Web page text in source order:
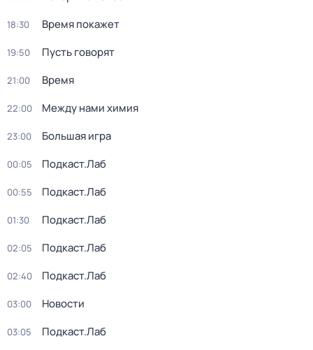
18:30 Время покажет
19:50 Пусть говорят
21:00 Время
22:00 Между нами химия
23:00 Большая игра
00:05 Подкаст.Лаб
00:55 Подкаст.Лаб
01:30 Подкаст.Лаб
02:05 Подкаст.Лаб
02:40 Подкаст.Лаб
03:00 Новости
03:05 Подкаст.Лаб